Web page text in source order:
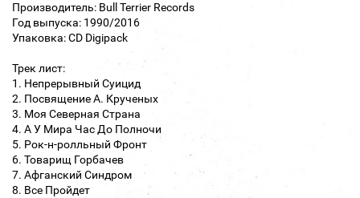
Производитель: Bull Terrier Records
Год выпуска: 1990/2016
Упаковка: CD Digipack
Трек лист:
1. Непрерывный Суицид
2. Посвящение А. Крученых
3. Моя Северная Страна
4. А У Мира Час До Полночи
5. Рок-н-ролльный Фронт
6. Товарищ Горбачев
7. Афганский Синдром
8. Все Пройдет